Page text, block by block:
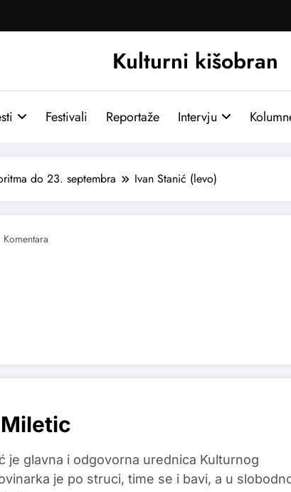
Kulturni kišobran
Festivali Reportaže Intervju
do 23. septembra Ivan Stanić (levo)
je glavna i odgovorna urednica Kulturnog
je po struci, time se i bavi, a u